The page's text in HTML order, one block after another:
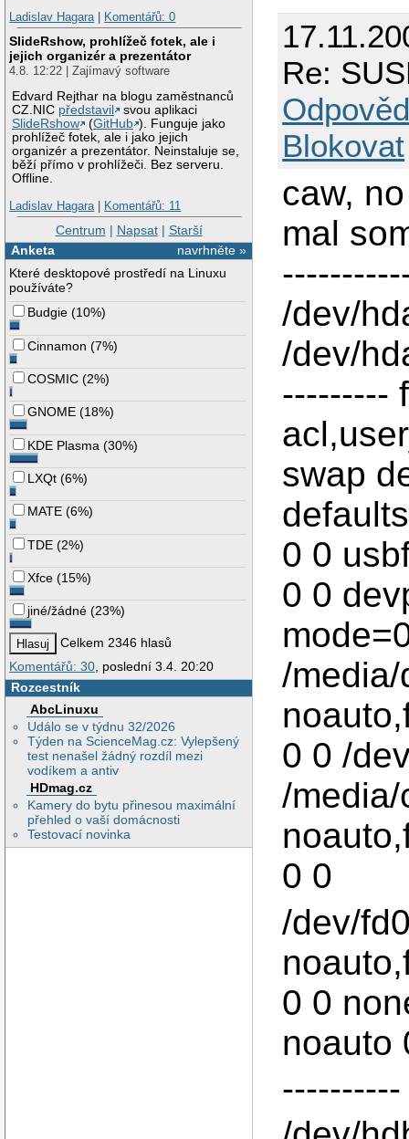
Ladislav Hagara| Komentářů: 0
SlideRshow, prohlížeč fotek, ale i
jejich organizér a prezentátor
4.8. 12:22 | Zajímavý software
Edvard Rejthar na blogu zaměstnanců
CZ.NIC představil
svou aplikaci
SlideRshow
(GitHub ). Funguje jako
prohlížeč fotek, ale i jako jejich
organizér a prezentátor. Neinstaluje se,
běží přímo v prohlížeči. Bez serveru.
Offline.
Ladislav Hagara| Komentářů: 11
Centrum | Napsat| Starší
navrhněte »
Anketa
Které desktopové prostředí na Linuxu
používáte?
Budgie (10%)
Cinnamon (7%)
COSMIC (2%)
GNOME (18%)
KDE Plasma (30%)
LXQt (6%)
MATE (6%)
TDE (2%)
Xfce (15%)
jiné/žádné (23%)
Celkem 2346 hlasů
Komentářů: 30 , poslední 3.4. 20:20
Rozcestník
AbcLinuxu
Událo se v týdnu 32/2026
Týden na ScienceMag.cz: Vylepšený
test nenašel žádný rozdíl mezi
vodíkem a antiv
HDmag.cz
Kamery do bytu přinesou maximální
přehled o vaší domácnosti
Testovací novinka
Re:
Blokovat
caw,
mal
/dev/
/dev/
---------
swap
0 0
0 0
/
0 0 /
/
0 0
/dev/
0 0
noauto